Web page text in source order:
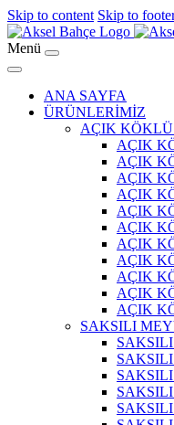
Skip to content Skip to
Menü
ANA SAYFA
ÜRÜNLERİMİZ
AÇIK
AÇIK
AÇIK
AÇIK
AÇIK
AÇIK
AÇIK
AÇIK
AÇIK
AÇIK
AÇIK
AÇIK
SAKSILI